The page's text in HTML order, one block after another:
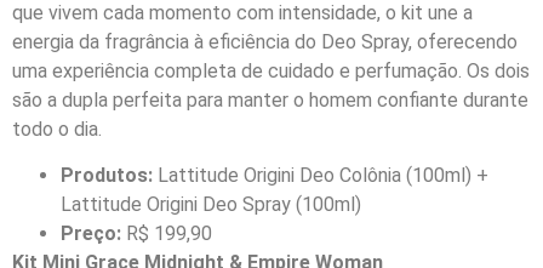
que vivem cada momento com intensidade, o kit une a
energia da fragrância à eficiência do Deo Spray, oferecendo
uma experiência completa de cuidado e perfumação. Os dois
são a dupla perfeita para manter o homem confiante durante
todo o dia.
Produtos: Lattitude Origini Deo Colônia (100ml) +
Lattitude Origini Deo Spray (100ml)
Preço: R$ 199,90
Kit Mini Grace Midnight & Empire Woman